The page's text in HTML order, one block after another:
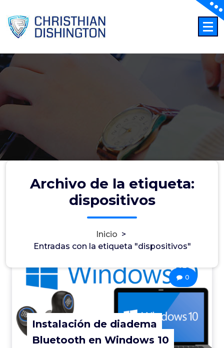
al
contenido
Archivo de la etiqueta:
dispositivos
Inicio >
Entradas con la etiqueta "dispositivos"
Instalación de diadema
Bluetooth en Windows 10
0